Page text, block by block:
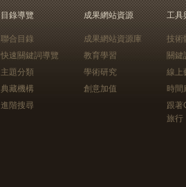
目錄導覽
聯合目錄
快速關鍵詞導覽
主題分類
典藏機構
進階搜尋
成果網站資源
成果網站資源庫
教育學習
學術研究
創意加值
工具
技術
關鍵
線上
時間
跟
旅行